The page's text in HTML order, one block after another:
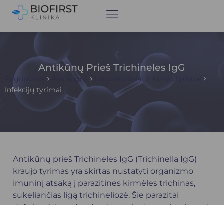
Antikūnų Prieš Trichineles IgG
Pagrindinis Paslaugos
Laboratoriniai ir kraujo tyrimai
Infekcijų tyrimai
Antikūnų prieš Trichineles IgG (Trichinella IgG)
kraujo tyrimas yra skirtas nustatyti organizmo
imuninį atsaką į parazitines kirmėles trichinas,
sukeliančias ligą trichineliozė. Šie parazitai